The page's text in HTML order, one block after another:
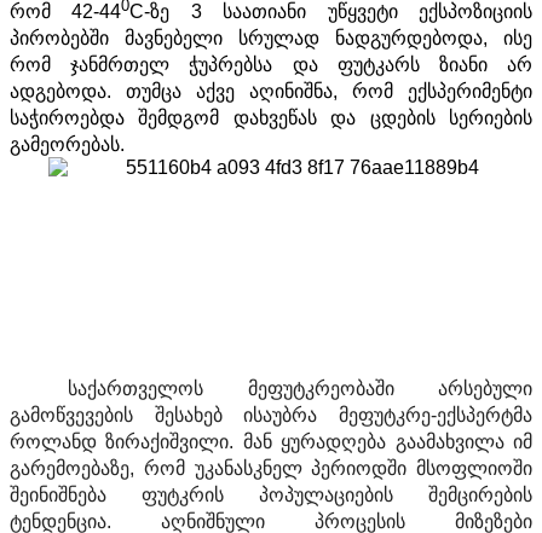
რომ 42-440C-ზე 3 საათიანი უწყვეტი ექსპოზიციის
პირობებში მავნებელი სრულად ნადგურდებოდა, ისე
რომ ჯანმრთელ ჭუპრებსა და ფუტკარს ზიანი არ
ადგებოდა. თუმცა აქვე აღინიშნა, რომ ექსპერიმენტი
საჭიროებდა შემდგომ დახვეწას და ცდების სერიების
გამეორებას.
საქართველოს მეფუტკრეობაში
არსებული
გამოწვევების
შესახებ ისაუბრა მეფუტკრე-ექსპერტმა
როლანდ ზირაქიშვილი. მან ყურადღება გაამახვილა იმ
გარემოებაზე, რომ უკანასკნელ პერიოდში მსოფლიოში
შეინიშნება
ფუტკრის პოპულაციების
შემცირების
ტენდენცია. აღნიშნული პროცესის
მიზეზები